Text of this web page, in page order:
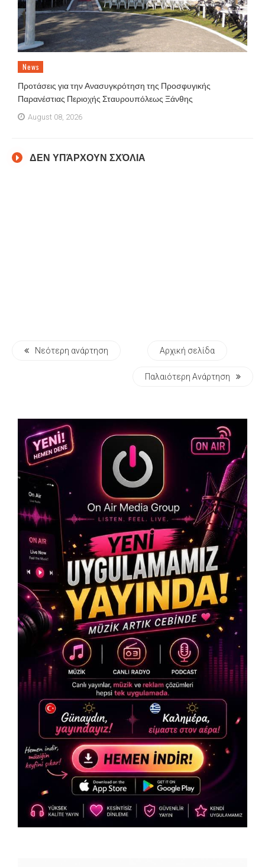
News
Προτάσεις για την Ανασυγκρότηση της Προσφυγικής
Παρανέστιας Περιοχής Σταυρουπόλεως Ξάνθης
August 08, 2026
ΔΕΝ ΥΠΆΡΧΟΥΝ ΣΧΌΛΙΑ
Νεότερη ανάρτηση Αρχική σελίδα
Παλαιότερη Ανάρτηση